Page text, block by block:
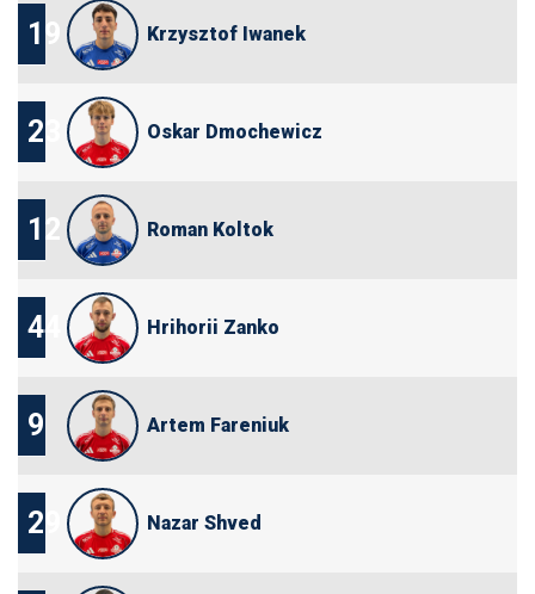
19 Krzysztof Iwanek
23 Oskar Dmochewicz
12 Roman Koltok
44 Hrihorii Zanko
9 Artem Fareniuk
29 Nazar Shved